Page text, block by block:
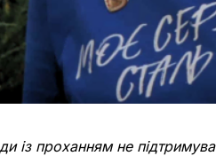
із проханням не